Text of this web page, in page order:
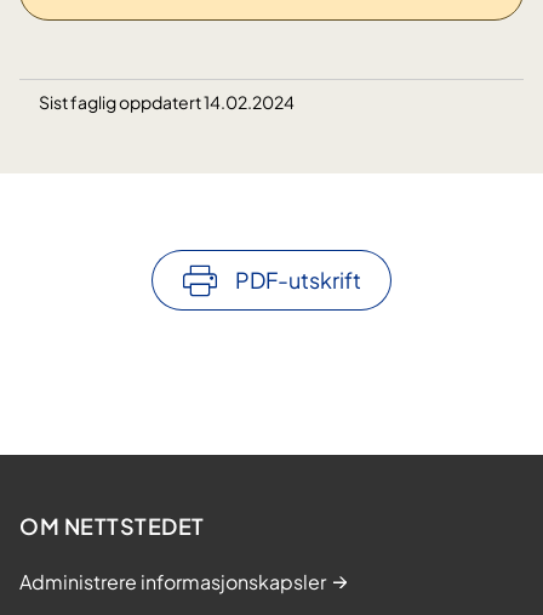
Sist faglig oppdatert 14.02.2024
PDF-utskrift
OM NETTSTEDET
Administrere informasjonskapsler